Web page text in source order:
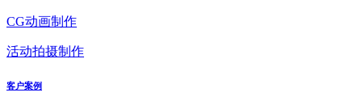
CG动画制作
活动拍摄制作
客户案例